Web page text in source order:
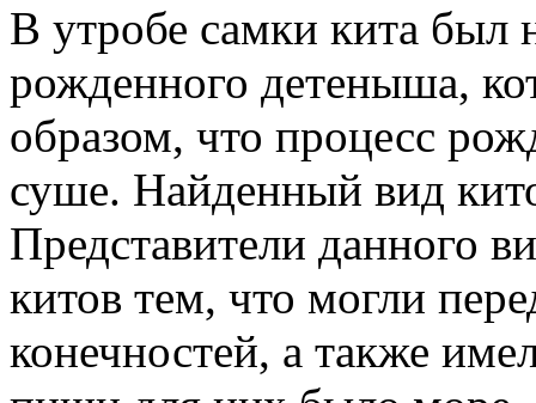
В утробе самки кита был
рожденного детеныша,
образом, что процесс
суше. Найденный вид
Представители данного
китов тем, что могли
конечностей, а также